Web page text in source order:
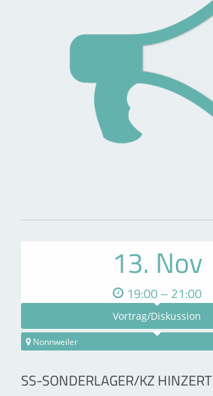
13. Nov
19:00 – 21:00
Vortrag/Diskussion
Nonnweiler
SS-SONDERLAGER/KZ HINZERT